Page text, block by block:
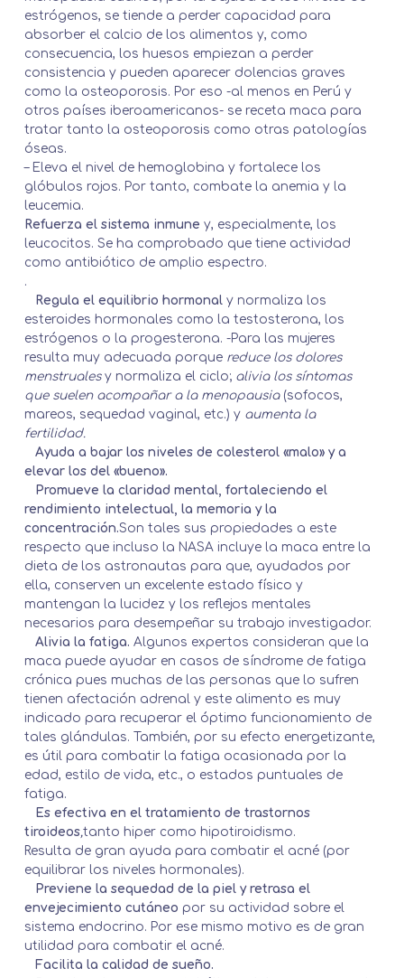
estrógenos, se tiende a perder capacidad para
absorber el calcio de los alimentos y, como
consecuencia, los huesos empiezan a perder
consistencia y pueden aparecer dolencias graves
como la osteoporosis. Por eso -al menos en Perú y
otros países iberoamericanos- se receta maca para
tratar tanto la osteoporosis como otras patologías
óseas.
– Eleva el nivel de hemoglobina y fortalece los
glóbulos rojos. Por tanto, combate la anemia y la
leucemia.
Refuerza el sistema inmune y, especialmente, los
leucocitos. Se ha comprobado que tiene actividad
como antibiótico de amplio espectro.
.
Regula el equilibrio hormonal y normaliza los
esteroides hormonales como la testosterona, los
estrógenos o la progesterona. -Para las mujeres
resulta muy adecuada porque reduce los dolores
menstrualesy normaliza el ciclo; alivia los síntomas
que suelen acompañar a la menopausia(sofocos,
mareos, sequedad vaginal, etc.) y aumenta la
fertilidad.
Ayuda a bajar los niveles de colesterol «malo» y a
elevar los del «bueno».
Promueve la claridad mental, fortaleciendo el
rendimiento intelectual, la memoria y la
concentración.Son tales sus propiedades a este
respecto que incluso la NASA incluye la maca entre la
dieta de los astronautas para que, ayudados por
ella, conserven un excelente estado físico y
mantengan la lucidez y los reflejos mentales
necesarios para desempeñar su trabajo investigador.
Alivia la fatiga. Algunos expertos consideran que la
maca puede ayudar en casos de síndrome de fatiga
crónica pues muchas de las personas que lo sufren
tienen afectación adrenal y este alimento es muy
indicado para recuperar el óptimo funcionamiento de
tales glándulas. También, por su efecto energetizante,
es útil para combatir la fatiga ocasionada por la
edad, estilo de vida, etc., o estados puntuales de
fatiga.
Es efectiva en el tratamiento de trastornos
tiroideos,tanto hiper como hipotiroidismo.
Resulta de gran ayuda para combatir el acné (por
equilibrar los niveles hormonales).
Previene la sequedad de la piel y retrasa el
envejecimiento cutáneo por su actividad sobre el
sistema endocrino. Por ese mismo motivo es de gran
utilidad para combatir el acné.
Facilita la calidad de sueño.